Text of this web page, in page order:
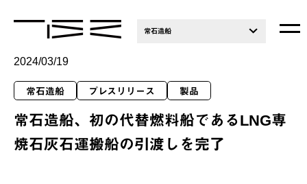
常石造船
2024/03/19
常石造船 プレスリリース 製品
常石造船、初の代替燃料船であるLNG専
焼石灰石運搬船の引渡しを完了